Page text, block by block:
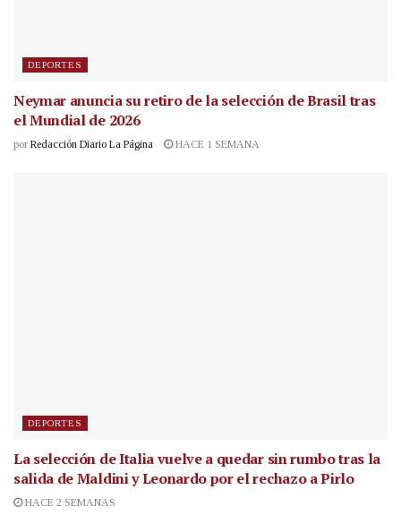
DEPORTES
Neymar anuncia su retiro de la selección de Brasil tras
el Mundial de 2026
por Redacción Diario La Página HACE 1 SEMANA
DEPORTES
La selección de Italia vuelve a quedar sin rumbo tras la
salida de Maldini y Leonardo por el rechazo a Pirlo
HACE 2 SEMANAS